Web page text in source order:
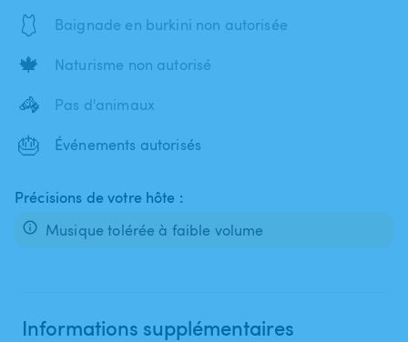
🩱 Baignade en burkini non autorisée
🍁 Naturisme non autorisé
🦓 Pas d'animaux
🎂 Événements autorisés
Précisions de votre hôte :
Musique tolérée à faible volume
Informations supplémentaires